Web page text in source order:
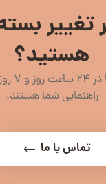
تغییر
هستید؟
راهنمایی شما هستند.
تماس با ما